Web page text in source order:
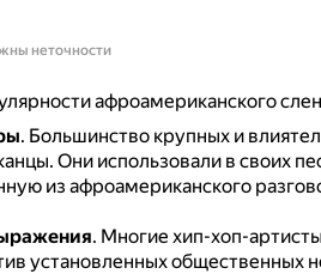
неточности
афроамериканского
. Большинство крупных и
Они использовали в своих
из афроамериканского
. Многие хип-хоп-
установленных общественных